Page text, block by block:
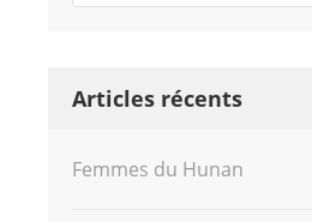
Articles récents
Femmes du Hunan